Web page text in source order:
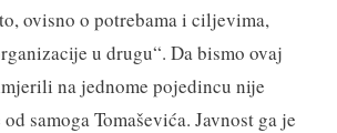
ovisno o potrebama i ciljevima,
u drugu“. Da bismo ovaj
na jednome pojedincu nije
samoga Tomaševića. Javnost ga je